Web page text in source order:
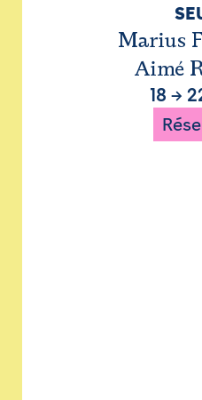
Marius
Aimé
18 →